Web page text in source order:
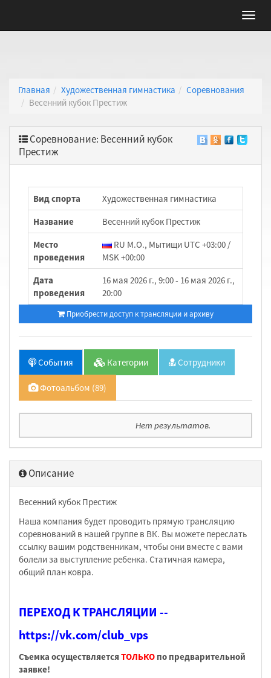
Главная Художественная гимнастика
Соревнования
Весенний кубок Престиж
Соревнование: Весенний кубок
Престиж
Вид спорта
Художественная гимнастика
Название
Весенний кубок Престиж
Место
проведения
RU М.О., Мытищи UTC +03:00 /
MSK +00:00
Дата
проведения
16 мая 2026 г., 9:00 - 16 мая 2026 г.,
20:00
Приобрести доступ к трансляции и архиву
События Категории Сотрудники
Фотоальбом (89)
Нет результатов.
Описание
Весенний кубок Престиж
Наша компания будет проводить прямую трансляцию
соревнований в нашей группе в ВК. Вы можете переслать
ссылку вашим родственникам, чтобы они вместе с вами
болели за выступление ребенка. Статичная камера,
общий план ковра.
ПЕРЕХОД К ТРАНСЛЯЦИИ --
https://vk.com/club_vps
Съемка осуществляетсяТОЛЬКО по предварительной
заявке!